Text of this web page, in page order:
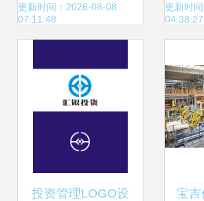
更新时间：2026-08-08
07:11:48
更新时
04:38:27
投资管理LOGO设 宝